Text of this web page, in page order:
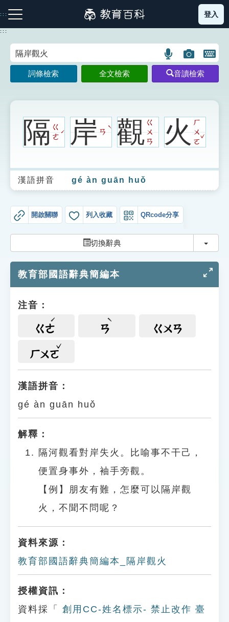
到
主
:::
注音索引圖示 筆畫索引圖示 部首索引表圖示
生字詞彙表
成語故事
索引選單
單字索引
遊戲專區
教學應用
貓頭鷹博士
登入
:::
語
言
搜
示
圖
片
搜
示
開
鍵
圖
詞條檢索 全文檢索 音讀檢索
隔ㄍ
ㄜ
ˊ 岸ㄢ
ˋ 觀ㄍ
ㄨ
ㄢ
火ㄏ
ㄨ
ㄛ
ˇ
漢語拼音 gé àn guān huǒ
開啟關聯 列入收藏 QRcode分享
切換辭典 切換
教育部國語辭典簡編本
注音：
ㄍㄜ ㄢ ㄍㄨㄢ
ㄏㄨㄛ
漢語拼音：
gé àn guān huǒ
解釋：
隔河觀看對岸失火。比喻事不干己，
便置身事外，袖手旁觀。
【例】朋友有難，怎麼可以隔岸觀
火，不聞不問呢？
資料來源：
教育部國語辭典簡編本_隔岸觀火
授權資訊：
資料採「
創用CC-姓名標示- 禁止改作 臺